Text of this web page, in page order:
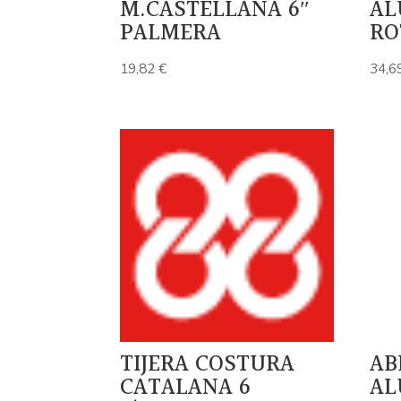
M.CASTELLANA 6″
PALMERA
19,82€
TIJERA COSTURA
CATALANA 6